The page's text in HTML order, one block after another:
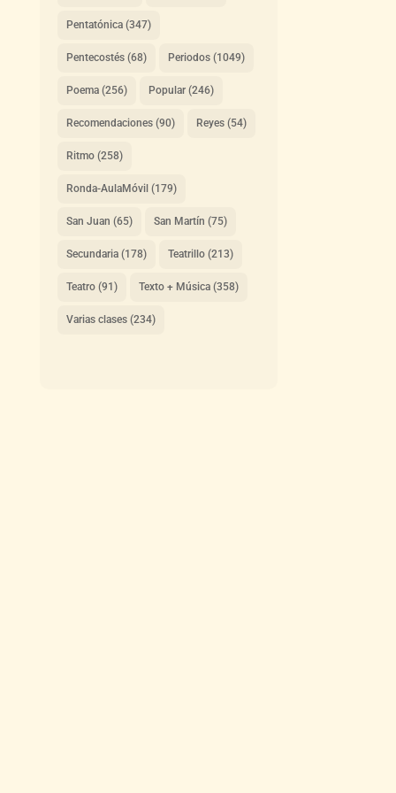
Pentatónica(347)
Pentecostés(68) Periodos(1049)
Poema(256) Popular(246)
Recomendaciones(90) Reyes(54)
Ritmo(258)
Ronda-AulaMóvil (179)
San Juan (65) San Martín (75)
Secundaria(178) Teatrillo(213)
Teatro(91) Texto + Música(358)
Varias clases(234)